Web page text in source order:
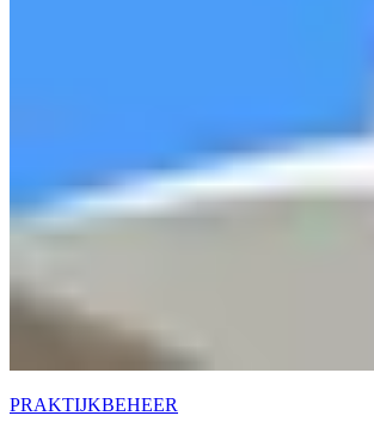
PRAKTIJKBEHEER